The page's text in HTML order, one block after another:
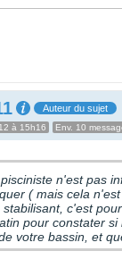
Auteur du sujet
à 15h16 Env. 10
n'est pas
( mais cela
c'est
pour constater
votre bassin, et